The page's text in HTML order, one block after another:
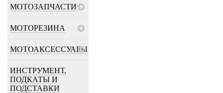
МОТОЗАПЧАСТИ
МОТОРЕЗИНА
МОТОАКСЕССУАРЫ
ИНСТРУМЕНТ,
ПОДКАТЫ И
ПОДСТАВКИ